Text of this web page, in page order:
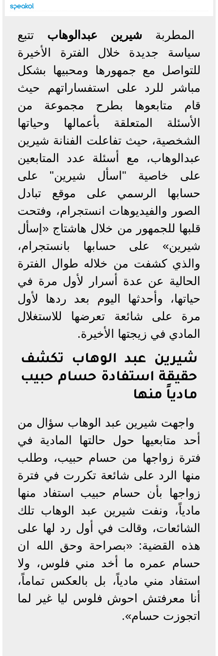
المطربةشيرين عبدالوهاب تتبع
سياسة جديدة خلال الفترة الأخيرة
للتواصل مع جمهورها ومحبيها بشكل
مباشر للرد على استفساراتهم حيث
قام متابعوها بطرح مجموعة من
الأسئلة المتعلقة بأعمالها وحياتها
الشخصية، حيث تفاعلت الفنانة شيرين
عبدالوهاب، مع أسئلة عدد المتابعين
على خاصية "اسأل شيرين" على
حسابها الرسمي على موقع تبادل
الصور والفيديوهات انستجرام، وفتحت
قلبها للجمهور من خلال هاشتاج «إسأل
شيرين» على حسابها بانستجرام،
والذي كشفت من خلاله طوال الفترة
الحالية عن عدة أسرار لأول مرة في
حياتها، وأحدثها اليوم بعد ردها لأول
مرة على شائعة تعرضها للاستغلال
المادي في زيجتها الأخيرة.
شيرين عبد الوهاب تكشف
حقيقة استفادة حسام حبيب
مادياً منها
واجهت شيرين عبد الوهاب سؤال من
أحد متابعيها حول حالتها المادية في
فترة زواجها من حسام حبيب، وطلب
منها الرد على شائعة تكررت في فترة
زواجها بأن حسام حبيب استفاد منها
مادياً، ونفت شيرين عبد الوهاب تلك
الشائعات، وقالت في أول رد لها على
هذه القضية: «بصراحة وحق الله ان
حسام عمره ما أخد مني فلوس، ولا
استفاد مني مادياً، بل بالعكس تماماً،
أنا معرفتش احوش فلوس ليا غير لما
اتجوزت حسام».